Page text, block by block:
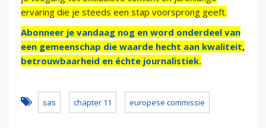
ervaring die je steeds een stap voorsprong geeft.
Abonneer je vandaag nog en word onderdeel van
een gemeenschap die waarde hecht aan kwaliteit,
betrouwbaarheid en échte journalistiek.
sas chapter 11 europese commissie